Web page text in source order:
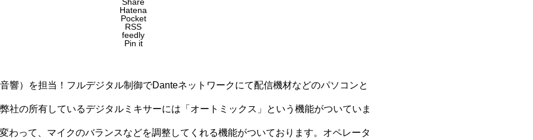
Hatena
Pocket
RSS
feedly
Pin it
響）を担当！フルデジタル制御でDanteネットワークにて配信機材などのパソコンと
社の所有しているデジタルミキサーには「オートミックス」という機能がついていま
わって、マイクのバランスなどを調整してくれる機能がついております。オペレータ